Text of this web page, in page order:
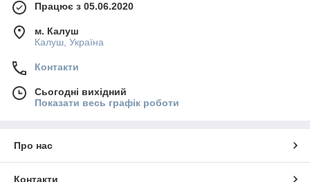
Працює з 05.06.2020
м. Калуш
Калуш, Україна
Контакти
Сьогодні вихідний
Показати весь графік роботи
Про нас
Контакти